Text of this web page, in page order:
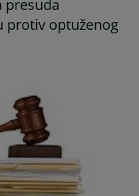
presuda
protiv optuženog